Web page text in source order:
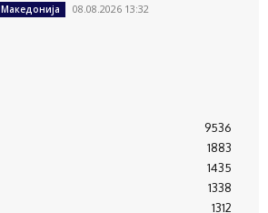
Македонија 08.08.2026 13:32
9536
1883
1435
1338
1312